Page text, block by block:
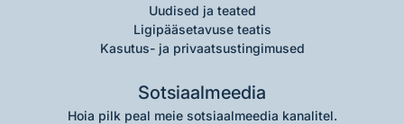
Uudised ja teated
Ligipääsetavuse teatis
Kasutus- ja privaatsustingimused
Sotsiaalmeedia
Hoia pilk peal meie sotsiaalmeedia kanalitel.